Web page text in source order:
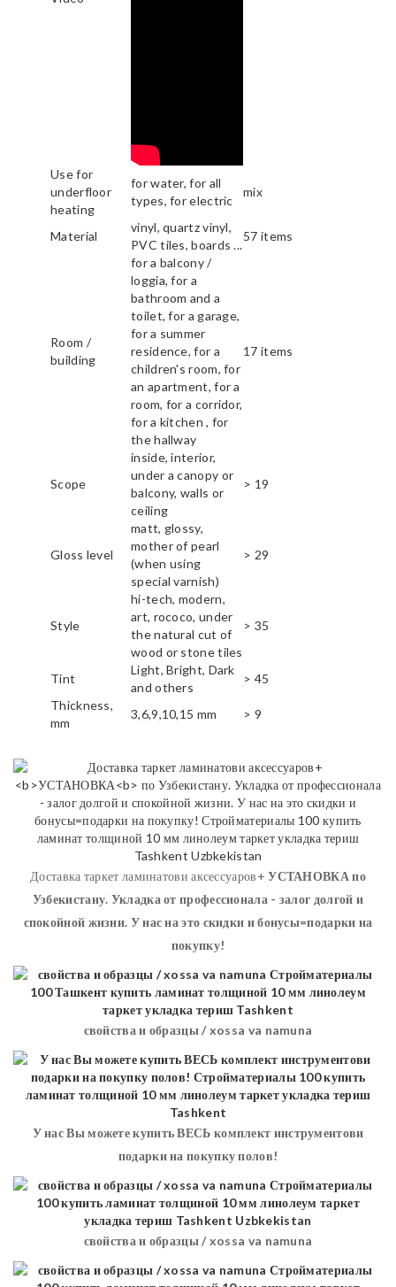
Use for
underfloor
heating
for water, for all
types, for electric
mix
Material
vinyl, quartz vinyl,
PVC tiles, boards ...
57 items
Room /
building
for a balcony /
loggia, for a
bathroom and a
toilet, for a garage,
for a summer
residence, for a
children's room, for
an apartment, for a
room, for a corridor,
for a kitchen , for
the hallway
17 items
Scope
inside, interior,
under a canopy or
balcony, walls or
ceiling
> 19
Gloss level
matt, glossy,
mother of pearl
(when using
special varnish)
> 29
Style
hi-tech, modern,
art, rococo, under
the natural cut of
wood or stone tiles
> 35
Tint
Light, Bright, Dark
and others
> 45
Thickness,
mm
3,6,9,10,15 mm > 9
Доставка таркет ламинатови аксессуаров+УСТАНОВКАпо
Узбекистану. Укладка от профессионала - залог долгой и
спокойной жизни. У нас на это скидки и бонусы=подарки на
покупку!
свойства и образцы / xossa va namuna
У нас Вы можете купить ВЕСЬ комплект инструментови
подарки на покупку полов!
свойства и образцы / xossa va namuna